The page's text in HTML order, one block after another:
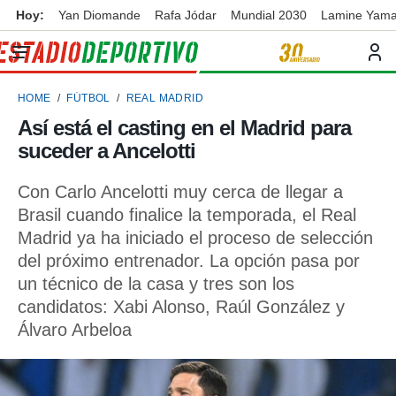
de
por
para
la
calidad.
a este
las
y
forma
digital
Hoy: Yan Diomande Rafa Jódar Mundial 2030 Lamine
HOME FÚTBOL REAL MADRID
Así está el casting en el Madrid para
suceder a Ancelotti
Con Carlo Ancelotti muy cerca de llegar a
Brasil cuando finalice la temporada, el Real
Madrid ya ha iniciado el proceso de selección
del próximo entrenador. La opción pasa por
un técnico de la casa y tres son los
candidatos: Xabi Alonso, Raúl González y
Álvaro Arbeloa